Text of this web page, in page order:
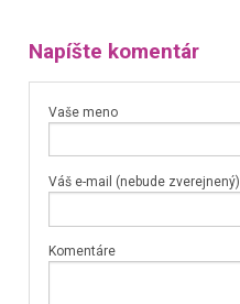
Napíšte komentár
Vaše meno
Váš e-mail (nebude zverejnený)
Komentáre